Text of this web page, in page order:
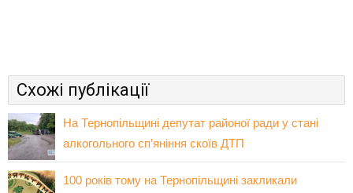
Схожі публікації
На Тернопільщині депутат районої ради у стані
алкогольного сп’яніння скоїв ДТП
100 років тому на Тернопільщині закликали